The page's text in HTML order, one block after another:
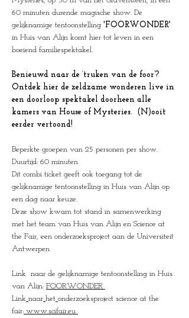
60 minuten durende magische show. De
gelijknamige tentoonstelling 'FOORWONDER'
in Huis van Alijn komt hier tot leven in een
boeiend familiespektakel.
Benieuwd naar de ‘truken van de foor’?
Ontdek hier de zeldzame wonderen live in
een doorloop spektakel doorheen alle
kamers van House of Mysteries.  (N)ooit
eerder vertoond!
Beperkte groepen van 25 personen per show.
Duurtijd: 60 minuten
Dit combi ticket geeft ook toegang tot de
gelijknamige tentoonstelling in Huis van Alijn op
een dag naar keuze.
Deze show kwam tot stand in samenwerking
met het team van Huis van Alijn en Science at
the Fair, een onderzoeksproject aan de Universiteit
Antwerpen
Link  naar de gelijknamige tentoonstelling in Huis
van Alijn: FOORWONDER
Link naar het onderzoeksproject science at the
fair: www.scifair.eu